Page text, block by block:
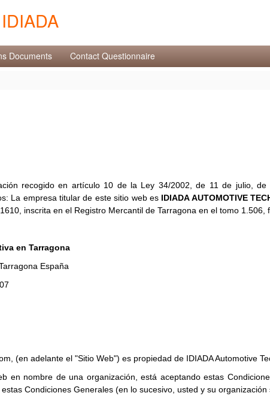
Documents Contact Questionnaire
recogido en artículo 10 de la Ley 34/2002, de 11 de julio,
La empresa titular de este sitio web es IDIADA AUTOMOTIVE
inscrita en el Registro Mercantil de Tarragona en el tomo 1.506,
en Tarragona
España
(en adelante el "Sitio Web") es propiedad de IDIADA Automotive
en nombre de una organización, está aceptando estas
Condiciones Generales (en lo sucesivo, usted y su